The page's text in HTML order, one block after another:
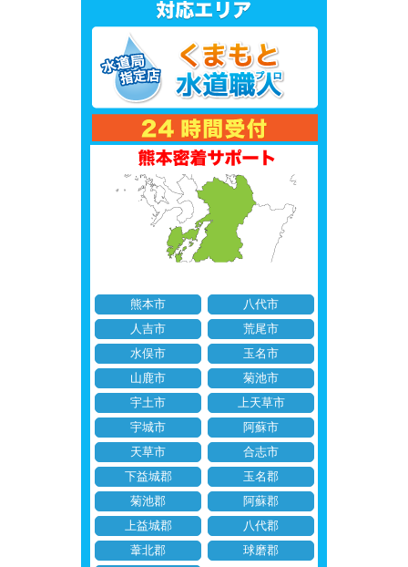
熊本市
八代市
人吉市
荒尾市
水俣市
玉名市
山鹿市
菊池市
宇土市
上天草市
宇城市
阿蘇市
天草市
合志市
下益城郡
玉名郡
菊池郡
阿蘇郡
上益城郡
八代郡
葦北郡
球磨郡